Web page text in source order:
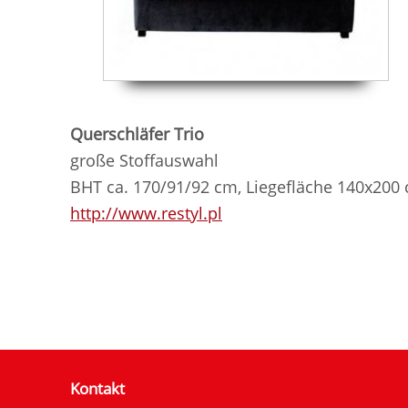
Querschläfer Trio
große Stoffauswahl
BHT ca. 170/91/92 cm, Liegefläche 140x200
http://www.restyl.pl
Kontakt